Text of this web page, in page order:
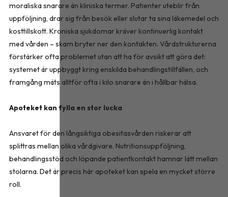
moraliska snarare än kliniska termer. Patienter uteblir från
uppföljning, drar sig från besök eller slutar ta sina läkemedel och
kosttillskott. Kroniska sjukdomar kräver kontinuerlig kontakt
med vården – skam bryter ner den kontakten. Vårdstrukturerna
förstärker ofta problemet utan att ha för avsikt att göra det:
systemet är uppbyggt kring enskilda behandlingstillfällen, och
framgång mäts alltför ofta i kilo snarare än i hållbar hälsa.
Apoteket kan fylla en stor lucka
Ansvaret för den långsiktiga obesitasvården riskerar att
splittras mellan olika vårdgivare. Nutritionsuppföljning,
behandlingsstöd och löpande patientkontakt hamnar lätt mellan
stolarna. Det är precis här apoteket kan spela en mycket större
roll.